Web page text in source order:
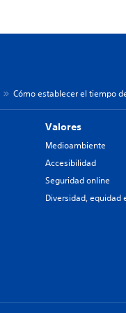
Cómo establecer el tiempo
Valores
Medioambiente
Accesibilidad
Seguridad online
Diversidad, equidad